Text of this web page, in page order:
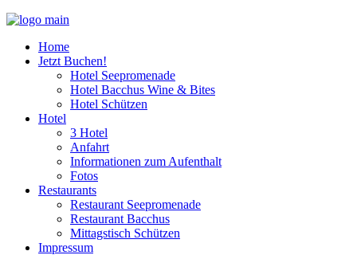
Home
Jetzt Buchen!
Hotel Seepromenade
Hotel Bacchus Wine & Bites
Hotel Schützen
Hotel
3 Hotel
Anfahrt
Informationen zum Aufenthalt
Fotos
Restaurants
Restaurant Seepromenade
Restaurant Bacchus
Mittagstisch Schützen
Impressum